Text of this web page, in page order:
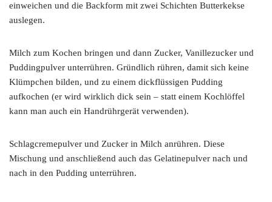
einweichen und die Backform mit zwei Schichten Butterkekse
auslegen.
Milch zum Kochen bringen und dann Zucker, Vanillezucker und
Puddingpulver unterrühren. Gründlich rühren, damit sich keine
Klümpchen bilden, und zu einem dickflüssigen Pudding
aufkochen (er wird wirklich dick sein – statt einem Kochlöffel
kann man auch ein Handrührgerät verwenden).
Schlagcremepulver und Zucker in Milch anrühren. Diese
Mischung und anschließend auch das Gelatinepulver nach und
nach in den Pudding unterrühren.